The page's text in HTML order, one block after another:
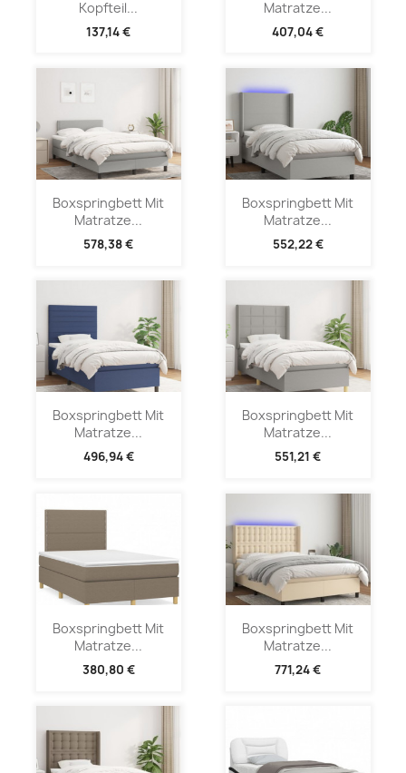
Kopfteil...
137,14 €
Matratze...
407,04 €
Boxspringbett Mit
Matratze...
578,38 €
Boxspringbett Mit
Matratze...
552,22 €
Boxspringbett Mit
Matratze...
496,94 €
Boxspringbett Mit
Matratze...
551,21 €
Boxspringbett Mit
Matratze...
380,80 €
Boxspringbett Mit
Matratze...
771,24 €